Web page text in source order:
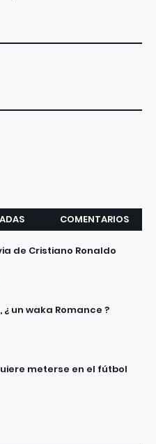
COMENTARIOS
de Cristiano Ronaldo
¿ un waka Romance ?
meterse en el fútbol